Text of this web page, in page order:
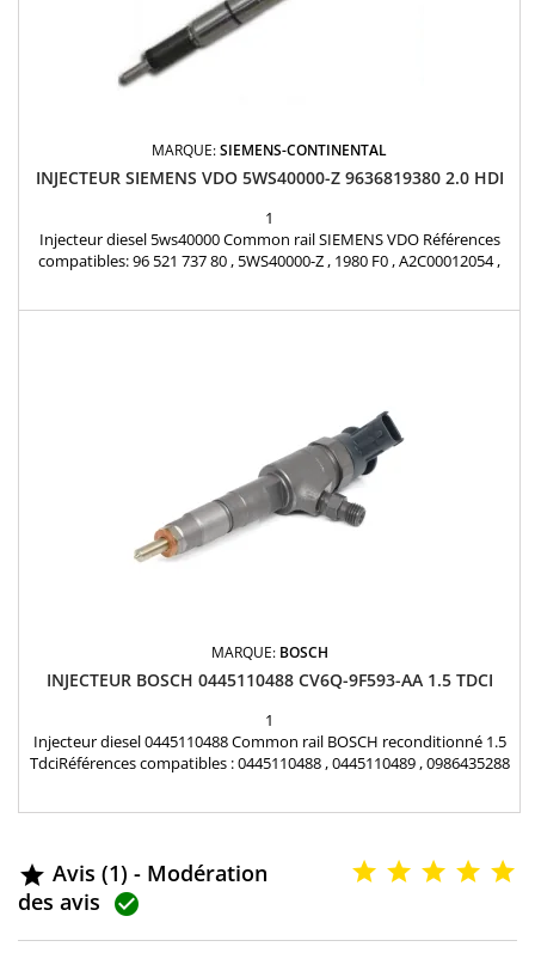
MARQUE:SIEMENS-CONTINENTAL
INJECTEUR SIEMENS VDO 5WS40000-Z 9636819380 2.0 HDI
1
Injecteur diesel 5ws40000 Common rail SIEMENS VDO Références
compatibles: 96 521 737 80 , 5WS40000-Z , 1980 F0 , A2C00012054 ,
MARQUE: BOSCH
INJECTEUR BOSCH 0445110488 CV6Q-9F593-AA 1.5 TDCI
1
Injecteur diesel 0445110488 Common rail BOSCH reconditionné 1.5
TdciRéférences compatibles : 0445110488 , 0445110489 , 0986435288
 Avis (1) - Modération
des avis 